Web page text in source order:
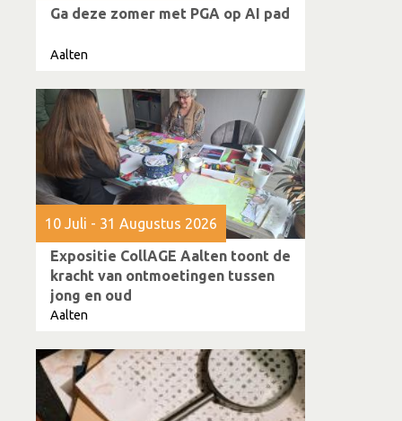
Ga deze zomer met PGA op AI pad
Aalten
10 Juli - 31 Augustus 2026
Expositie CollAGE Aalten toont de
kracht van ontmoetingen tussen
jong en oud
Aalten